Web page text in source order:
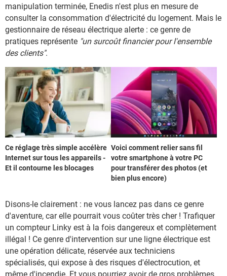
manipulation terminée, Enedis n'est plus en mesure de
consulter la consommation d'électricité du logement. Mais le
gestionnaire de réseau électrique alerte : ce genre de
pratiques représente "un surcoût financier pour l'ensemble
des clients".
Ce réglage très simple accélère
Internet sur tous les appareils -
Et il contourne les blocages
Voici comment relier sans fil
votre smartphone à votre PC
pour transférer des photos (et
bien plus encore)
Disons-le clairement : ne vous lancez pas dans ce genre
d'aventure, car elle pourrait vous coûter très cher ! Trafiquer
un compteur Linky est à la fois dangereux et complètement
illégal ! Ce genre d'intervention sur une ligne électrique est
une opération délicate, réservée aux techniciens
spécialisés, qui expose à des risques d'électrocution, et